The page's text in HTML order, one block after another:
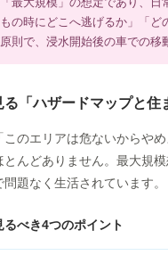
の時にどこへ逃げるか」「
則で、浸水開始後の車での移
「ハザードマップと住
のエリアは危ないからや
んどありません。最大規
題なく生活されています。
べき4つのポイント